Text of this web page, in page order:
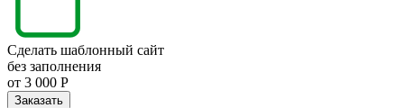
Сделать шаблонный сайт
без заполнения
от 3 000 Р
Заказать